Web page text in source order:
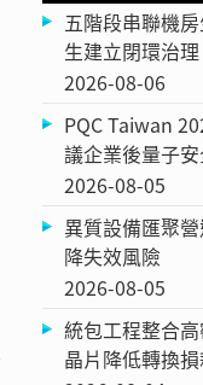
五階段串聯機
生建立閉環治理
2026-08-06
PQC Taiwan
議企業後量子
2026-08-05
異質設備匯聚
降失效風險
2026-08-05
統包工程整合
晶片降低轉換